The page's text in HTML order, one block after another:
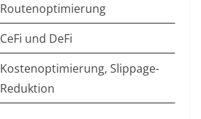
Routenoptimierung
CeFi und DeFi
Kostenoptimierung, Slippage-
Reduktion